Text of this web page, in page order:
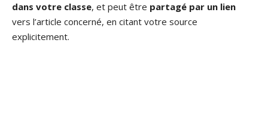
dans votre classe, et peut être partagé par un lien
vers l’article concerné, en citant votre source
explicitement.